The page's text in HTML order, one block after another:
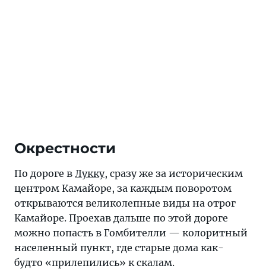
Окрестности
По дороге в Лукку, сразу же за историческим
центром Камайоре, за каждым поворотом
открываются великолепные виды на отрог
Камайоре. Проехав дальше по этой дороге
можно попасть в Гомбителли — колоритный
населенный пункт, где старые дома как-
будто «прилепились» к скалам.